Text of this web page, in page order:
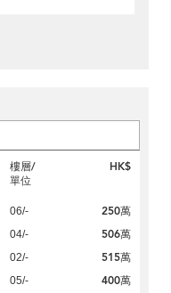
樓層/
單位
HK$
06/- 250萬
04/- 506萬
02/- 515萬
05/- 400萬